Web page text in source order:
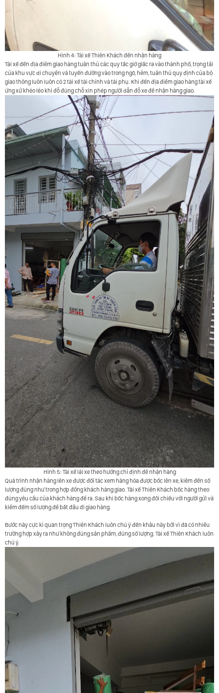
Hình 4: Tài xế Thiên Khách đến nhận hàng
Tài xế đến địa điểm giao hàng tuân thủ các quy tắc giờ giấc ra vào thành phố, trọng tải
của khu vực di chuyển và tuyến đường vào trong ngõ, hẻm, tuân thủ quy định của bộ
giao thông luôn luôn có 2 tài xế tài chính và tài phụ. Khi đến địa điểm giao hàng tài xế
ứng xử khéo léo khi đỗ đúng chỗ xin phép người dẫn đỗ xe để nhận hàng giao.
Hình 5: Tài xế lái xe theo hướng chỉ định để nhận hàng
Quá trình nhận hàng lên xe được đối tác xem hàng hóa được bốc lên xe, kiểm đến số
lượng đúng như trong hợp đồng khách hàng giao. Tài xế Thiên Khách bốc hàng theo
đúng yêu cầu của khách hàng để ra. Sau khi bốc hàng xong đối chiếu với người gửi và
kiểm đếm số lượng để bắt đầu đi giao hàng.
Bước này cực kì quan trọng Thiên Khách luôn chú ý đến khâu này bởi vì đã có nhiều
trường hợp xảy ra như không đúng sản phẩm, đúng số lượng. Tài xế Thiên Khách luôn
chú ý.